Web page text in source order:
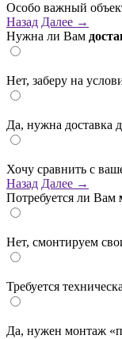
Особо важный
Назад Далее →
Нужна ли Вам
Нет, заберу на
Да, нужна доставка
Хочу сравнить с
Назад Далее →
Потребуется ли Вам
Нет, смонтируем
Требуется
Да, нужен монтаж